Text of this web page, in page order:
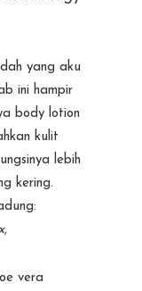
yang aku
ini hampir
body lotion
kulit
lebih
kering.
vera